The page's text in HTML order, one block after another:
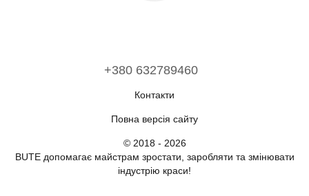
+380 632789460
Контакти
Повна версія сайту
© 2018 - 2026
BUTE допомагає майстрам зростати, заробляти та змінювати
індустрію краси!